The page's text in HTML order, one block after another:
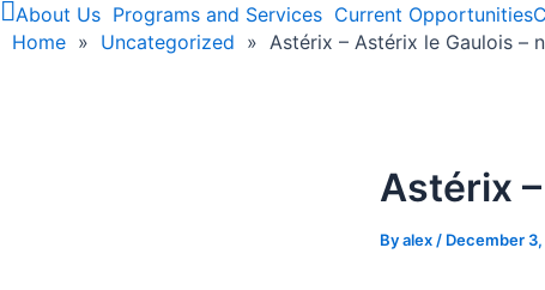
Home
About Us Programs and Services Current Opportunities
Home » Uncategorized » Astérix – Astérix le Gaulois –
Astérix
Byalex/ December